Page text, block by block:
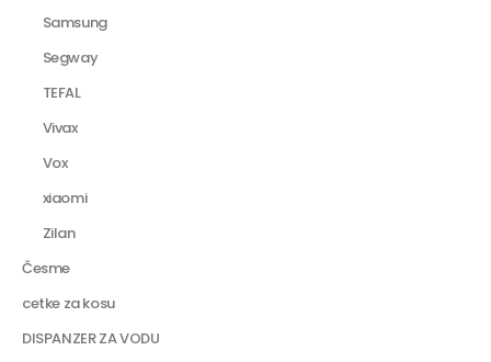
Samsung
Segway
TEFAL
Vivax
Vox
xiaomi
Zilan
Česme
cetke za kosu
DISPANZER ZA VODU